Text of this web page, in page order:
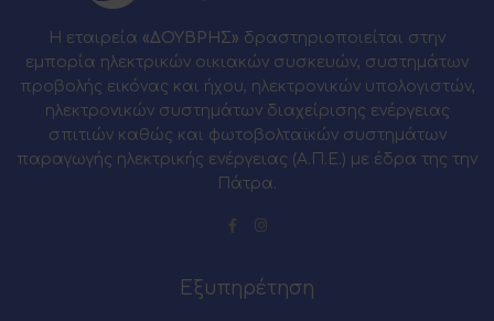
Η εταιρεία «ΔΟΥΒΡΗΣ» δραστηριοποιείται στην
εμπορία ηλεκτρικών οικιακών συσκευών, συστημάτων
προβολής εικόνας και ήχου, ηλεκτρονικών υπολογιστών,
ηλεκτρονικών συστημάτων διαχείρισης ενέργειας
σπιτιών καθώς και φωτοβολταϊκών συστημάτων
παραγωγής ηλεκτρικής ενέργειας (Α.Π.Ε.) με έδρα της την
Πάτρα.
Εξυπηρέτηση